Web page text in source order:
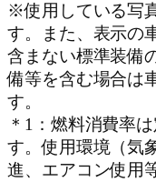
※使用している写
す。また、表示の
含まない標準装備
備等を含む場合は
す。
＊1：燃料消費率
す。使用環境（気
進、エアコン使用